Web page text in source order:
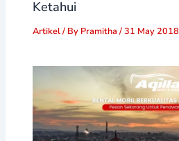
Ketahui
Artikel/ By Pramitha/31 May 2018